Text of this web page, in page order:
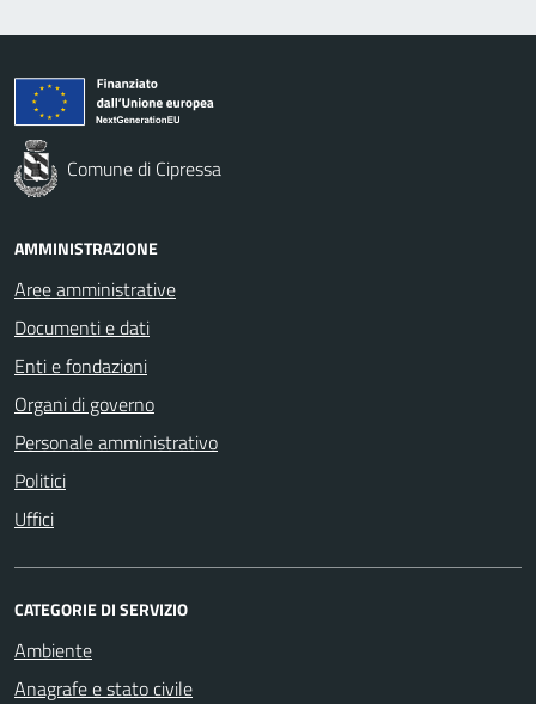
Comune di Cipressa
AMMINISTRAZIONE
Aree amministrative
Documenti e dati
Enti e fondazioni
Organi di governo
Personale amministrativo
Politici
Uffici
CATEGORIE DI SERVIZIO
Ambiente
Anagrafe e stato civile